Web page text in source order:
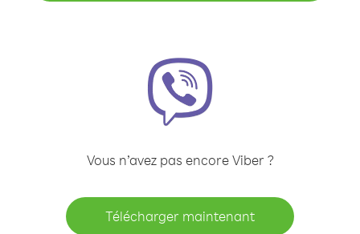
Vous n’avez pas encore Viber ?
Télécharger maintenant